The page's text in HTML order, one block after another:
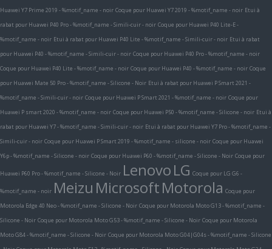
Huawei Y7 Prime 2019 - %motif_name - noir Coque pour Huawei Y7 2019 - %motif_name - noir Etui à
rabat pour Huawei P40 Pro - %motif_name - Simili-cuir - noir Coque pour Huawei P40 Lite-E -
%motif_name - noir Etui à rabat pour Huawei P40 Lite - %motif_name - Simili-cuir - noir Etui à rabat
pour Huawei P40 - %motif_name - Simili-cuir - noir Coque pour Huawei P40 Pro - %motif_name - noir
Coque pour Huawei P40 Lite - %motif_name - noir Coque pour Huawei P40 - %motif_name - noir Coque
pour Huawei Mate 50 Pro - %motif_name - Silicone - Noir Etui à rabat pour Huawei P Smart 2021 -
%motif_name - Simili-cuir - noir Coque pour Huawei P Smart 2021 - %motif_name - noir Coque pour
Huawei P smart 2020 - %motif_name - noir Coque pour Huawei P50 - %motif_name - Silicone - noir Etui à
rabat pour Huawei Y7 - %motif_name - Simili-cuir - noir Etui à rabat pour Huawei Y7 Pro - %motif_name -
Simili-cuir - noir Coque pour Huawei P Smart 2019 - %motif_name - silicone - noir Coque pour Huawei
Y6p - %motif_name - Silicone - noir Coque pour Huawei P60 - %motif_name - Silicone - Noir Coque pour
Huawei P60 Pro - %motif_name - Silicone - Noir LenovoLG Coque pour LG G6 -
%motif_name - noir Meizu MicrosoftMotorola Coque pour
Motorola Edge 40 Neo - %motif_name - Silicone - Noir Coque pour Motorola Moto G13 - %motif_name -
Silicone - Noir Coque pour Motorola Moto G53 - %motif_name - Silicone - Noir Coque pour Motorola
Moto G84 - %motif_name - Silicone - Noir Coque pour Motorola Moto G04|G04s - %motif_name - Silicone